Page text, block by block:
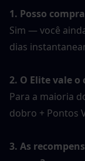
1. Posso
Sim — você
dias
2. O Elite vale o
Para a maioria
dobro + Pontos
3. As